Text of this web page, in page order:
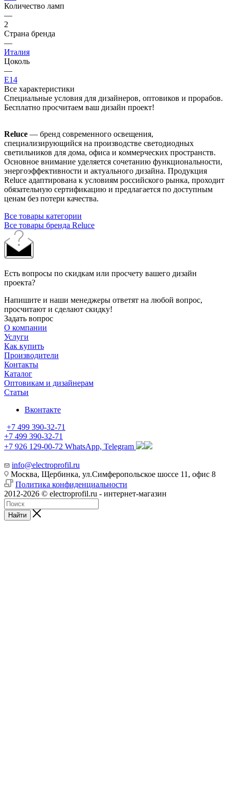
Количество ламп
—
2
Страна бренда
—
Италия
Цоколь
—
E14
Все характеристики
Специальные условия для дизайнеров, оптовиков и прорабов.
Бесплатно просчитаем ваш дизайн проект!
Reluce — бренд современного освещения,
специализирующийся на производстве светодиодных
светильников для дома, офиса и коммерческих пространств.
Основное внимание уделяется сочетанию функциональности,
энергоэффективности и актуального дизайна. Продукция
Reluce адаптирована к условиям российского рынка, проходит
обязательную сертификацию и предлагается по доступным
ценам без потери качества.
Все товары категории
Все товары бренда Reluce
Есть вопросы по скидкам или просчету вашего дизайн
проекта?
Напишите и наши менеджеры ответят на любой вопрос,
просчитают и сделают скидку!
Задать вопрос
О компании
Услуги
Как купить
Производители
Контакты
Каталог
Оптовикам и дизайнерам
Статьи
Вконтакте
+7 499 390-32-71
+7 499 390-32-71
+7 926 129-00-72 WhatsApp, Telegram
info@electroprofil.ru
Москва, Щербинка, ул.Симферопольское шоссе 11, офис 8
Политика конфиденциальности
2012-2026 © electroprofil.ru - интернет-магазин
Найти